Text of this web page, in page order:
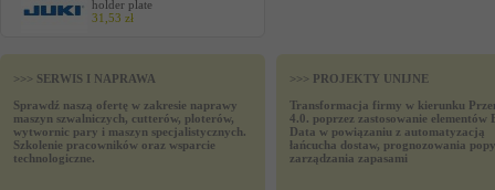
holder plate
31,53 zł
>>> SERWIS I NAPRAWA
Sprawdź naszą ofertę w zakresie naprawy
maszyn szwalniczych, cutterów, ploterów,
wytwornic pary i maszyn specjalistycznych.
Szkolenie pracowników oraz wsparcie
technologiczne.
>>> PROJEKTY UNIJNE
Transformacja firmy w kierunku
4.0. poprzez zastosowanie elementów
Data w powiązaniu z automatyzacją
łańcucha dostaw, prognozowania
zarządzania zapasami